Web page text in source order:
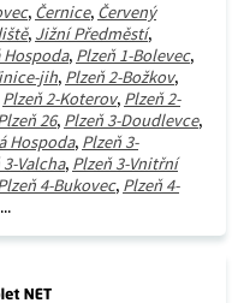
, Černice, Červený
, Jižní Předměstí,
Hospoda, Plzeň 1-Bolevec,
jih, Plzeň 2-Božkov,
Plzeň 2-Koterov, Plzeň 2-
26, Plzeň 3-Doudlevce,
Hospoda, Plzeň 3-
3-Valcha, Plzeň 3-Vnitřní
4-Bukovec, Plzeň 4-